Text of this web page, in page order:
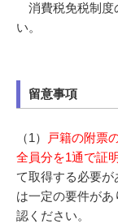
消費税免税制度
い。
留意事項
（1）
戸籍の附票
全員分を1通で証
て取得する必要が
は一定の要件が
認ください。